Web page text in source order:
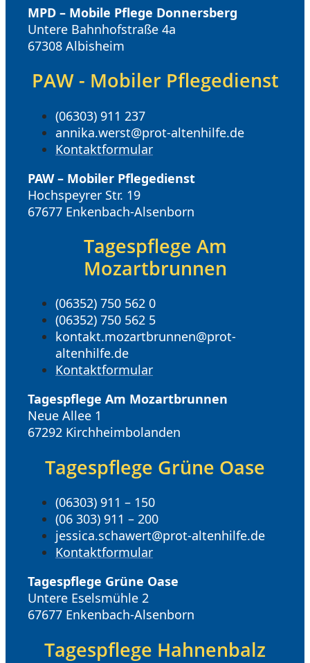
MPD – Mobile Pflege Donnersberg
Untere Bahnhofstraße 4a
67308 Albisheim
PAW - Mobiler Pflegedienst
(06303) 911 237
annika.werst@prot-altenhilfe.de
Kontaktformular
PAW – Mobiler Pflegedienst
Hochspeyrer Str. 19
67677 Enkenbach-Alsenborn
Tagespflege Am
Mozartbrunnen
(06352) 750 562 0
(06352) 750 562 5
kontakt.mozartbrunnen@prot-
altenhilfe.de
Kontaktformular
Tagespflege Am Mozartbrunnen
Neue Allee 1
67292 Kirchheimbolanden
Tagespflege Grüne Oase
(06303) 911 – 150
(06 303) 911 – 200
jessica.schawert@prot-altenhilfe.de
Kontaktformular
Tagespflege Grüne Oase
Untere Eselsmühle 2
67677 Enkenbach-Alsenborn
Tagespflege Hahnenbalz